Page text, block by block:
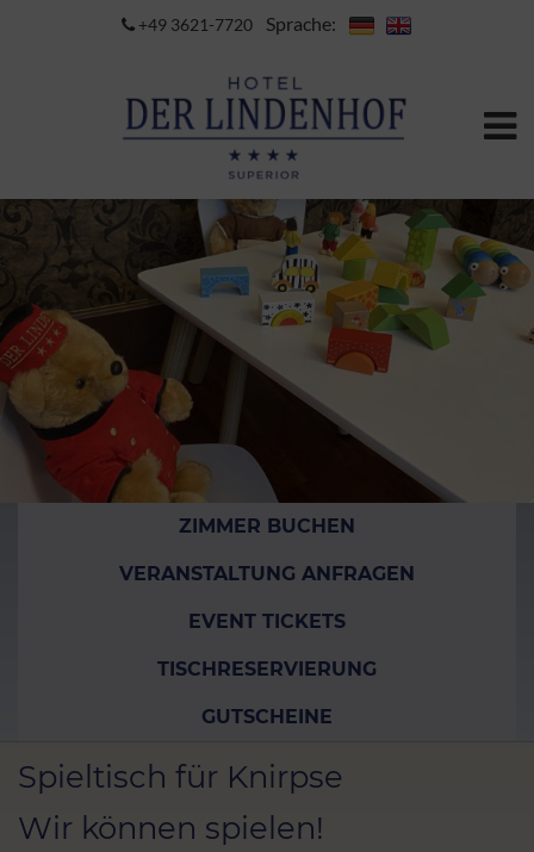
+49 3621-7720 Sprache:
ZIMMER BUCHEN
VERANSTALTUNG ANFRAGEN
EVENT TICKETS
TISCHRESERVIERUNG
GUTSCHEINE
Spieltisch für Knirpse
Wir können spielen!